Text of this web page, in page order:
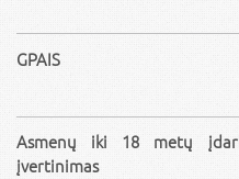
GPAIS
Asmenų iki 18 metų
įvertinimas